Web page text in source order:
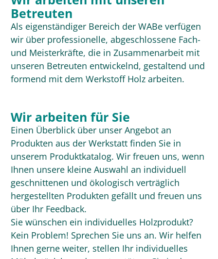
Betreuten
Als eigenständiger Bereich der WABe verfügen
wir über professionelle, abgeschlossene Fach-
und Meisterkräfte, die in Zusammenarbeit mit
unseren Betreuten entwickelnd, gestaltend und
formend mit dem Werkstoff Holz arbeiten.
Wir arbeiten für Sie
Einen Überblick über unser Angebot an
Produkten aus der Werkstatt finden Sie in
unserem Produktkatalog. Wir freuen uns, wenn
Ihnen unsere kleine Auswahl an individuell
geschnittenen und ökologisch verträglich
hergestellten Produkten gefällt und freuen uns
über Ihr Feedback.
Sie wünschen ein individuelles Holzprodukt?
Kein Problem! Sprechen Sie uns an. Wir helfen
Ihnen gerne weiter, stellen Ihr individuelles